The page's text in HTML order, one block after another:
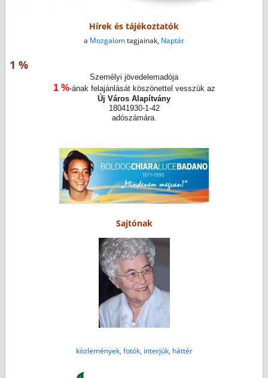
Hírek és tájékoztatók
a Mozgalomtagjainak, Naptár
1 %
Személyi jövedelemadója
1 %-ának felajánlását köszönettel vesszük az
Új Város Alapítvány
18041930-1-42
adószámára.
Sajtónak
közlemények, fotók, interjúk, háttér